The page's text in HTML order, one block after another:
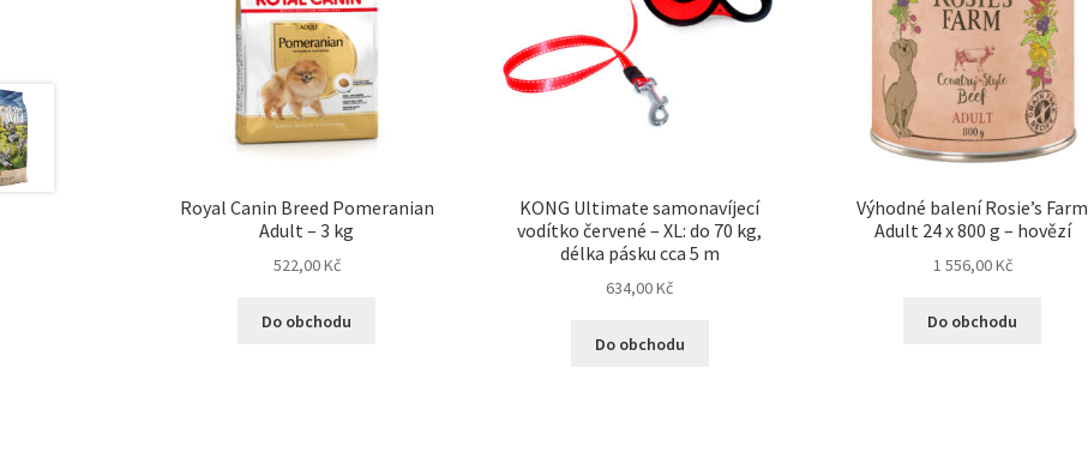
Royal Canin Breed Pomeranian
Adult – 3 kg
522,00Kč
Do obchodu
KONG Ultimate samonavíjecí
vodítko červené – XL: do 70 kg,
délka pásku cca 5 m
634,00Kč
Do obchodu
Výhodné balení Rosie’s Farm
Adult 24 x 800 g – hovězí
1 556,00Kč
Do obchodu